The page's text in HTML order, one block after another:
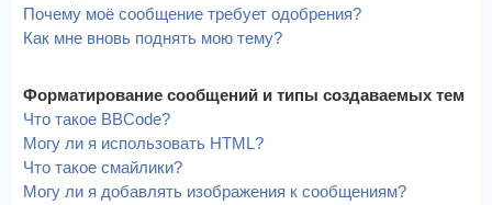
Почему моё сообщение требует одобрения?
Как мне вновь поднять мою тему?
Форматирование сообщений и типы создаваемых тем
Что такое BBCode?
Могу ли я использовать HTML?
Что такое смайлики?
Могу ли я добавлять изображения к сообщениям?